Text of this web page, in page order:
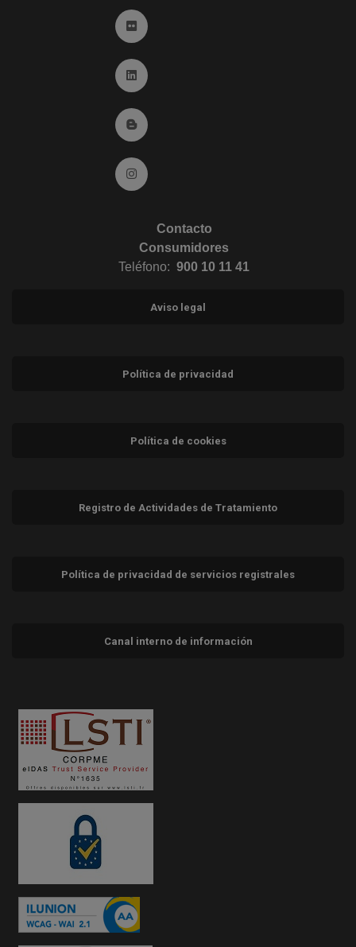
Ir a Flickr (abre en ventana nueva)
Ir a Linkedin (abre en ventana nueva)
Ir al Blog (abre en ventana nueva)
Ir a Instagram (abre en ventana nueva)
Contacto
Consumidores
Teléfono: 900 10 11 41
Aviso legal
Política de privacidad
Política de cookies
Registro de Actividades de Tratamiento
Política de privacidad de servicios registrales
Canal interno de información